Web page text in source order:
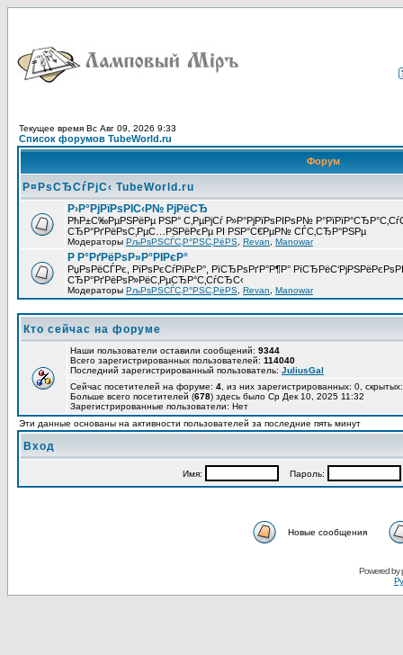
Текущее время Вс Авг 09, 2026 9:33
Список форумов TubeWorld.ru
Форум
Р¤РѕСЂСѓРјС‹ TubeWorld.ru
Р›Р°РјРїРѕРІС‹Р№ РјРёСЂ
РћР±С‰РµРЅРёРµ РЅР° С‚РµРјСѓ Р»Р°РјРїРѕРІРѕР№
СЂР°РґРёРѕС‚РµС…РЅРёРєРµ РІ РЅР°С€РµР№ СЃС‚СЂР°РЅРµ
Модераторы РљРѕРЅСЃС‚Р°РЅС‚РёРЅ Revan Manowar
Р Р°РґРёРѕР»Р°РІРєР°
РџРѕРёСЃРє, РїРѕРєСѓРїРєР°, РїСЂРѕРґР°Р¶Р°
СЂР°РґРёРѕР»РёС‚РµСЂР°С‚СѓСЂС‹
Модераторы РљРѕРЅСЃС‚Р°РЅС‚РёРЅ Revan Manowar
Кто сейчас на форуме
Наши пользователи оставили сообщений: 9344
Всего зарегистрированных пользователей: 114040
Последний зарегистрированный пользователь: JuliusGal
Сейчас посетителей на форуме: 4 , из них зарегистрированных: 0,
Больше всего посетителей (678) здесь было Ср Дек 10, 2025 11:32
Зарегистрированные пользователи: Нет
Эти данные основаны на активности пользователей за последние пять минут
Вход
Имя: Пароль:
Новые сообщения
Powered by